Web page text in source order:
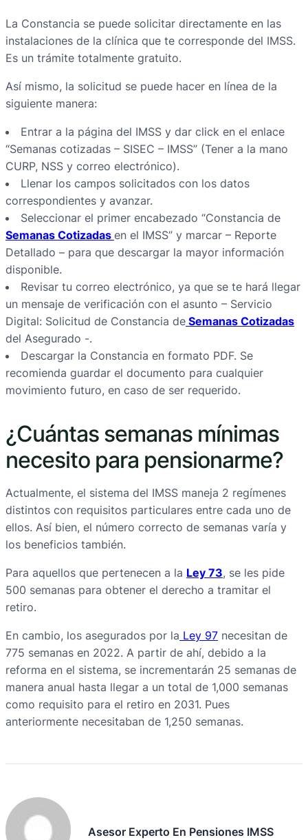
La Constancia se puede solicitar directamente en las
instalaciones de la clínica que te corresponde del IMSS.
Es un trámite totalmente gratuito.
Así mismo, la solicitud se puede hacer en línea de la
siguiente manera:
Entrar a la página del IMSS y dar click en el enlace
“Semanas cotizadas – SISEC – IMSS” (Tener a la mano
CURP, NSS y correo electrónico).
Llenar los campos solicitados con los datos
correspondientes y avanzar.
Seleccionar el primer encabezado “Constancia de
Semanas Cotizadas en el IMSS” y marcar – Reporte
Detallado – para que descargar la mayor información
disponible.
Revisar tu correo electrónico, ya que se te hará llegar
un mensaje de verificación con el asunto – Servicio
Digital: Solicitud de Constancia de Semanas Cotizadas
del Asegurado -.
Descargar la Constancia en formato PDF. Se
recomienda guardar el documento para cualquier
movimiento futuro, en caso de ser requerido.
¿Cuántas semanas mínimas
necesito para pensionarme?
Actualmente, el sistema del IMSS maneja 2 regímenes
distintos con requisitos particulares entre cada uno de
ellos. Así bien, el número correcto de semanas varía y
los beneficios también.
Para aquellos que pertenecen a la Ley 73, se les pide
500 semanas para obtener el derecho a tramitar el
retiro.
En cambio, los asegurados por la Ley 97 necesitan de
775 semanas en 2022. A partir de ahí, debido a la
reforma en el sistema, se incrementarán 25 semanas de
manera anual hasta llegar a un total de 1,000 semanas
como requisito para el retiro en 2031. Pues
anteriormente necesitaban de 1,250 semanas.
Asesor Experto En Pensiones IMSS